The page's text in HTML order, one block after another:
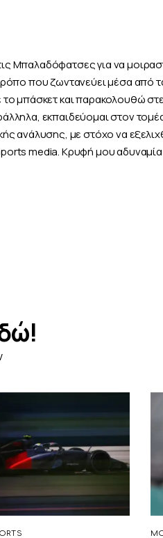
Μπαλαδόφατσες για να
που ζωντανεύει μέσα από
το μπάσκετ και παρακολουθώ
εκπαιδεύομαι στον
ανάλυσης, με στόχο να
media. Κρυφή μου